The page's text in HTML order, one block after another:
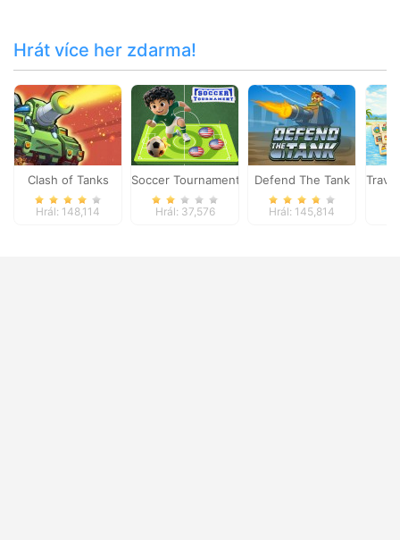
Hrát více her zdarma!
Clash of Tanks
Hrál: 148,114
Soccer Tournament
Hrál: 37,576
Defend The Tank
Hrál: 145,814